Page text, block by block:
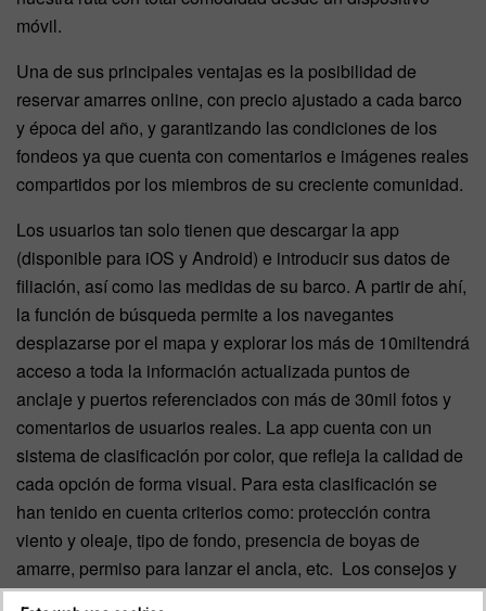
móvil.
Una de sus principales ventajas es la posibilidad de
reservar amarres online, con precio ajustado a cada barco
y época del año, y garantizando las condiciones de los
fondeos ya que cuenta con comentarios e imágenes reales
compartidos por los miembros de su creciente comunidad.
Los usuarios tan solo tienen que descargar la app
(disponible para iOS y Android) e introducir sus datos de
filiación, así como las medidas de su barco. A partir de ahí,
la función de búsqueda permite a los navegantes
desplazarse por el mapa y explorar los más de 10miltendrá
acceso a toda la información actualizada puntos de
anclaje y puertos referenciados con más de 30mil fotos y
comentarios de usuarios reales. La app cuenta con un
sistema de clasificación por color, que refleja la calidad de
cada opción de forma visual. Para esta clasificación se
han tenido en cuenta criterios como: protección contra
viento y oleaje, tipo de fondo, presencia de boyas de
amarre, permiso para lanzar el ancla, etc. Los consejos y
opiniones aportadas por la comunidad de navegantes son